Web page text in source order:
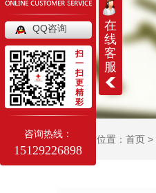
当前位置： 首页 >
在
线
客
服
QQ咨询
扫
一
扫
更
精
彩
咨询热线：
15129226898